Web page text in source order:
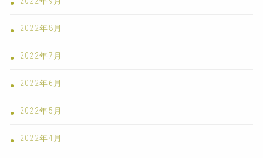
2022年8月
2022年7月
2022年6月
2022年5月
2022年4月